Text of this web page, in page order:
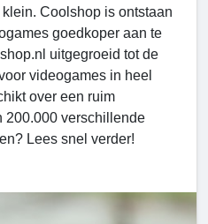
Coolshop is ontstaan
goedkoper aan te
uitgegroeid tot de
videogames in heel
over een ruim
200.000 verschillende
Lees snel verder!